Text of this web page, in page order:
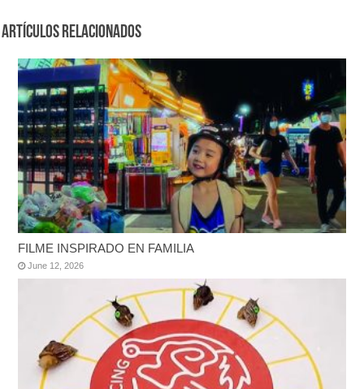
Artículos Relacionados
FILME INSPIRADO EN FAMILIA
June 12, 2026